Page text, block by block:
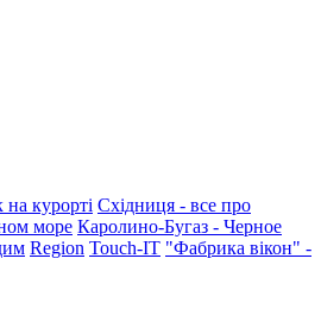
курорті Східниця - все про
море Каролино-Бугаз - Черное
Region Touch-IT "Фабрика вікон" -